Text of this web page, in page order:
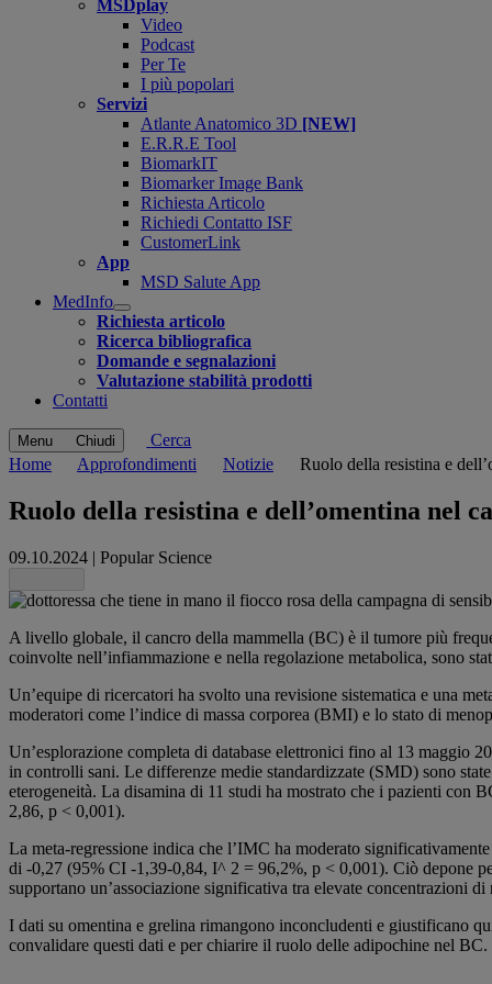
MSDplay
Video
Podcast
Per Te
I più popolari
Servizi
Atlante Anatomico 3D [NEW]
E.R.R.E Tool
BiomarkIT
Biomarker Image Bank
Richiesta Articolo
Richiedi Contatto ISF
CustomerLink
App
MSD Salute App
MedInfo
Open
submenu
Richiesta articolo
Ricerca bibliografica
Domande e segnalazioni
Valutazione stabilità prodotti
Contatti
Menu Chiudi
Cerca
Home
Approfondimenti Notizie Ruolo della resistina e
Ruolo della resistina e dell’omentina nel
09.10.2024 | Popular Science
A livello globale, il cancro della mammella (BC) è il tumore più
coinvolte nell’infiammazione e nella regolazione metabolica, sono
Un’equipe di ricercatori ha svolto una revisione sistematica e una
moderatori come l’indice di massa corporea (BMI) e lo stato di
Un’esplorazione completa di database elettronici fino al 13 maggio
in controlli sani. Le differenze medie standardizzate (SMD) sono
eterogeneità. La disamina di 11 studi ha mostrato che i pazienti con
2,86, p < 0,001).
La meta-regressione indica che l’IMC ha moderato
di -0,27 (95% CI -1,39-0,84, I^ 2 = 96,2%, p < 0,001). Ciò depone
supportano un’associazione significativa tra elevate concentrazioni
I dati su omentina e grelina rimangono inconcludenti e giustificano
convalidare questi dati e per chiarire il ruolo delle adipochine nel BC.